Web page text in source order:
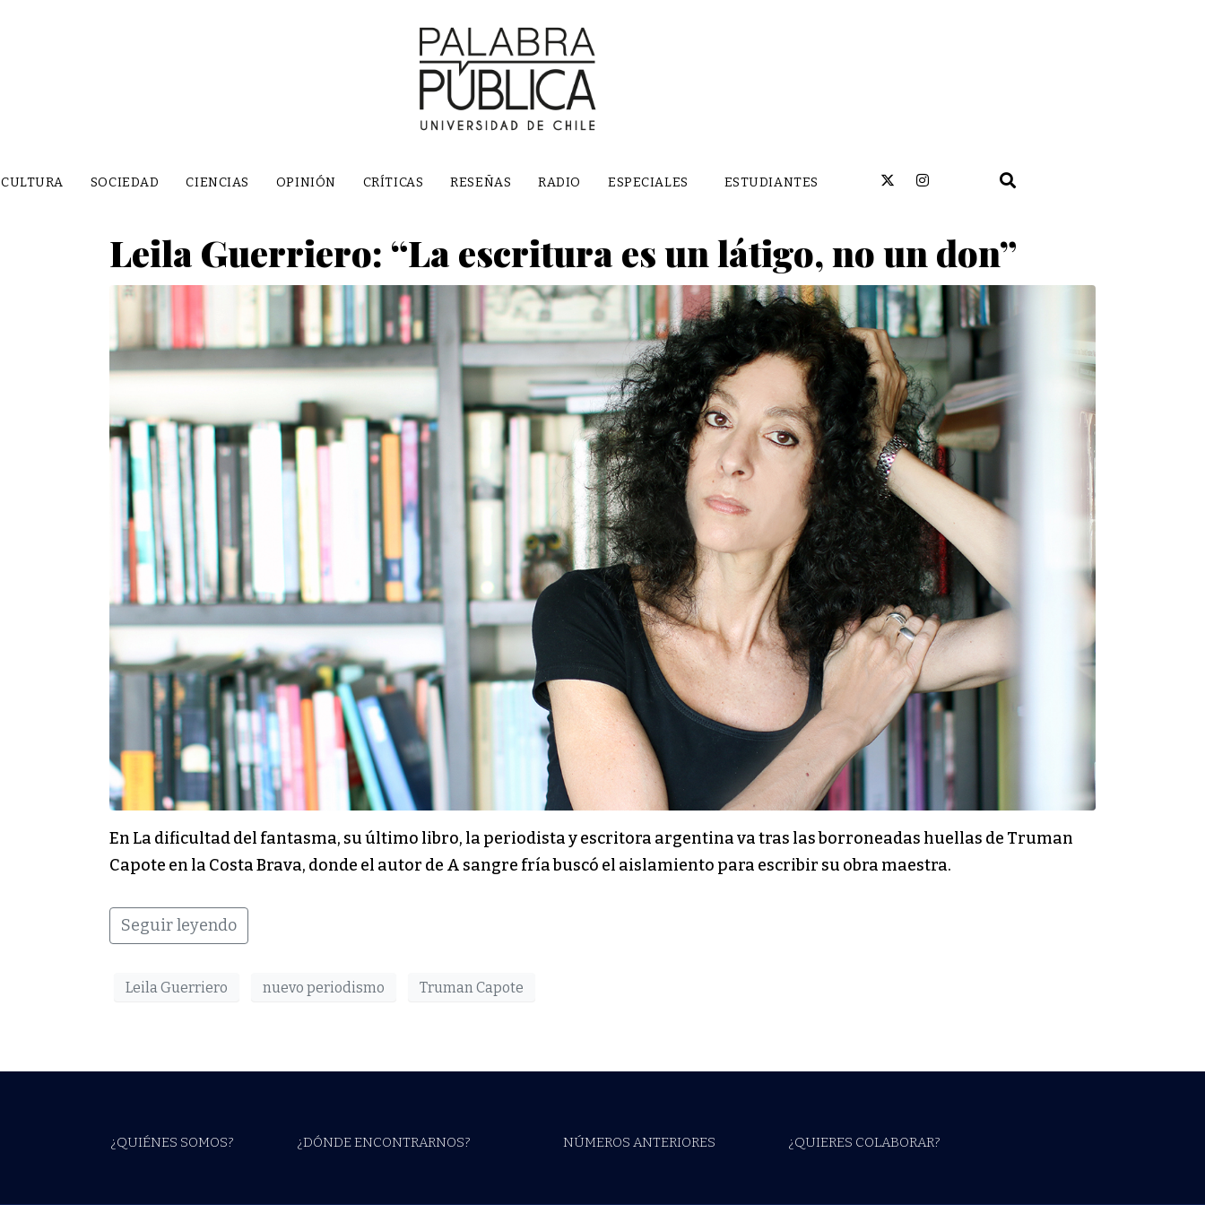
CULTURA SOCIEDAD CIENCIAS OPINIÓN CRÍTICAS RESEÑAS RADIO ESPECIALES ESTUDIANTES
Leila Guerriero: “La escritura es un látigo, no un don”
En La dificultad del fantasma, su último libro, la periodista y escritora argentina va tras las borroneadas huellas de Truman
Capote en la Costa Brava, donde el autor de A sangre fría buscó el aislamiento para escribir su obra maestra.
Seguir leyendo
Leila Guerriero nuevo periodismo Truman Capote
¿QUIÉNES SOMOS? ¿DÓNDE ENCONTRARNOS? NÚMEROS ANTERIORES ¿QUIERES COLABORAR?